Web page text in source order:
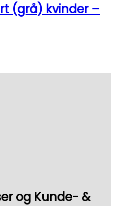
(grå) kvinder –
og Kunde- &